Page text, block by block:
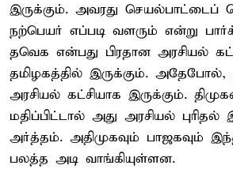
இருக்கும். அவரது செயல்பாட்டைப்
நற்பெயர் எப்படி வளரும் என்று
தவெக என்பது பிரதான அரசியல்
தமிழகத்தில் இருக்கும். அதேபோல்,
அரசியல் கட்சியாக இருக்கும்.
மதிப்பிட்டால் அது அரசியல்
அர்த்தம். அதிமுகவும் பாஜகவும்
பலத்த அடி வாங்கியுள்ளன.